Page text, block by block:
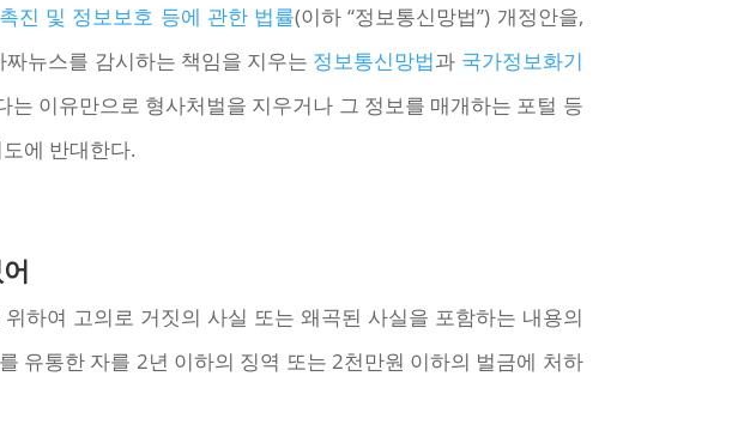
진 및 정보보호 등에 관한 법률(이하 “정보통신망법”) 개정안을,
뉴스를 감시하는 책임을 지우는 정보통신망법과 국가정보화기
이유만으로 형사처벌을 지우거나 그 정보를 매개하는 포털 등
에 반대한다.
하여 고의로 거짓의 사실 또는 왜곡된 사실을 포함하는 내용의
유통한 자를 2년 이하의 징역 또는 2천만원 이하의 벌금에 처하